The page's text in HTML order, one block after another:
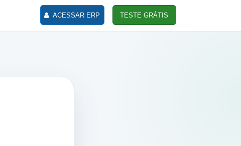
ACESSAR ERP TESTE GRÁTIS